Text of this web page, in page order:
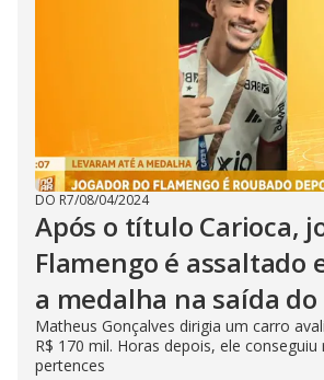
DO R7/08/04/2024
Após o título Carioca,
Flamengo é assaltado
a medalha na saída
Matheus Gonçalves dirigia um carro
R$ 170 mil. Horas depois, ele conseguiu
pertences